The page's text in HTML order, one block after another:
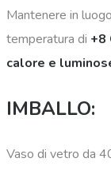
Mantenere in
temperatura di +8
calore e
IMBALLO:
Vaso di vetro da